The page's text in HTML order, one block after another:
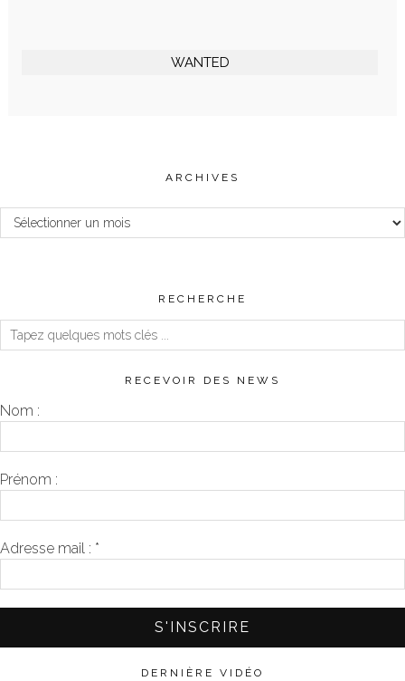
WANTED
ARCHIVES
Archives
RECHERCHE
RECEVOIR DES NEWS
Nom :
Prénom :
Adresse mail : *
DERNIÈRE VIDÉO